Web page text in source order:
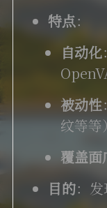
特点：
自动化
被动性
纹等等
覆盖面
目的：发